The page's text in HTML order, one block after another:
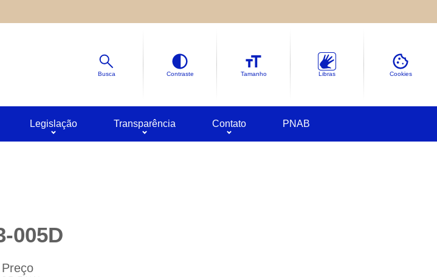
Busca Contraste Tamanho Libras Cookies
Legislação Transparência Contato PNAB
005D
Padrão
empresas e que não temos controle sobre as informações coletadas.